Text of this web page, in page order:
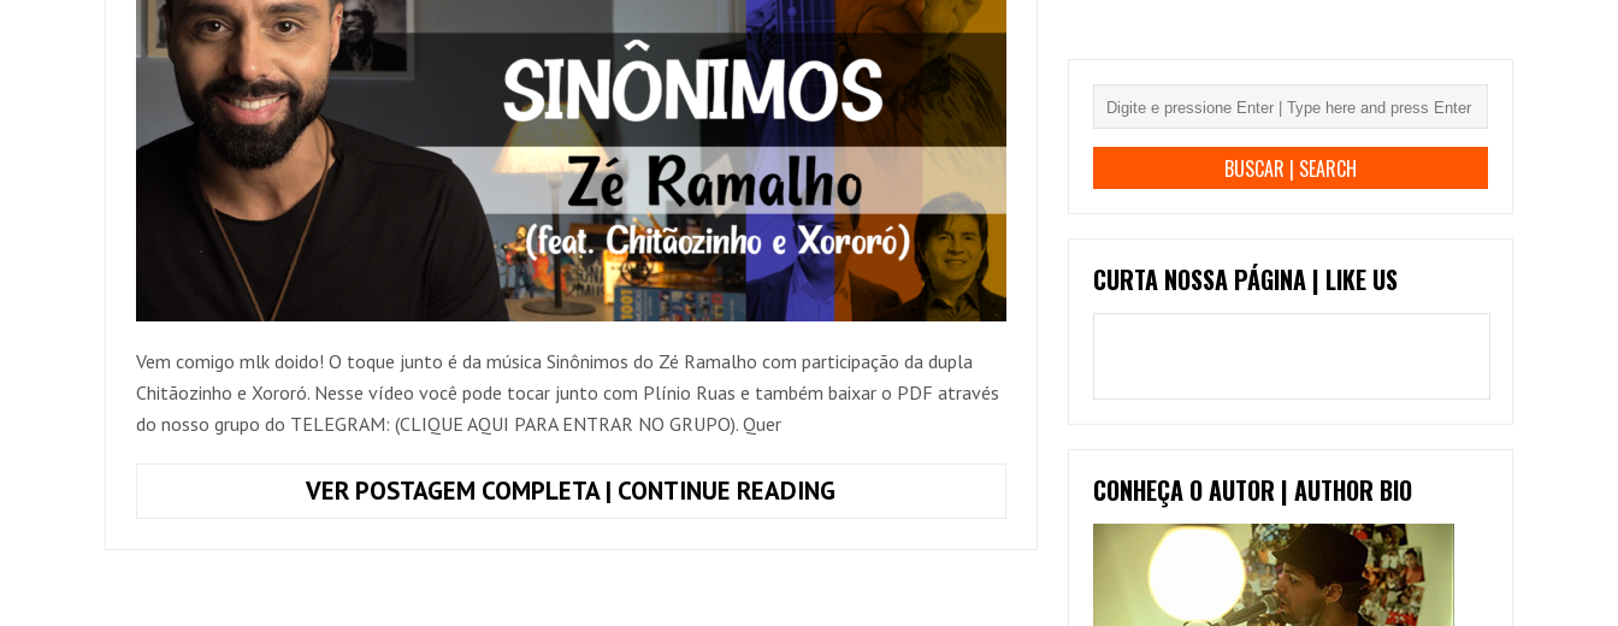
Vem comigo mlk doido! O toque junto é da música Sinônimos do Zé Ramalho com participação da dupla
Chitãozinho e Xororó. Nesse vídeo você pode tocar junto com Plínio Ruas e também baixar o PDF através
do nosso grupo do TELEGRAM: (CLIQUE AQUI PARA ENTRAR NO GRUPO). Quer
VER POSTAGEM COMPLETA | CONTINUE READING
CURTA NOSSA PÁGINA | LIKE US
CONHEÇA O AUTOR | AUTHOR BIO